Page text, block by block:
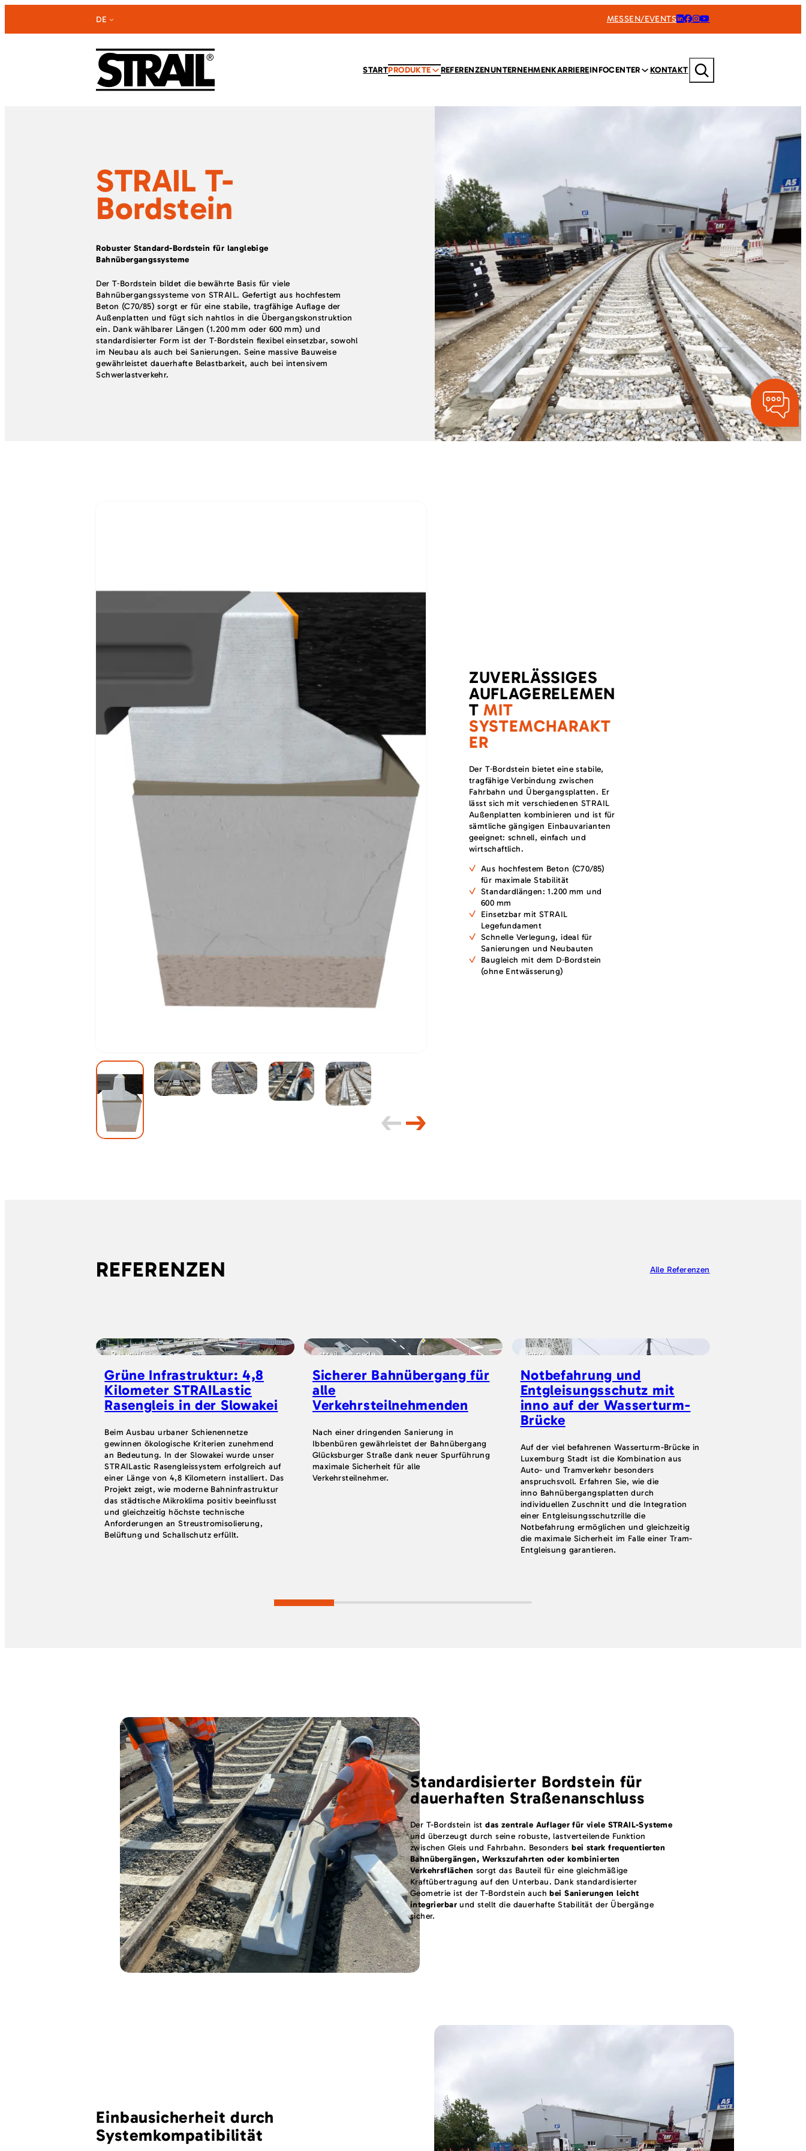
springen
DE MESSEN/EVENTS
STARTPRODUKTE REFERENZENUNTERNEHMENKARRIEREINFOCENTER KONTAKT
Suchen
STRAIL T-
Bordstein
Robuster Standard-Bordstein für langlebige
Bahnübergangssysteme
Der T‑Bordstein bildet die bewährte Basis für viele
Bahnübergangssysteme von STRAIL. Gefertigt aus hochfestem
Beton (C70/85) sorgt er für eine stabile, tragfähige Auflage der
Außenplatten und fügt sich nahtlos in die Übergangskonstruktion
ein. Dank wählbarer Längen (1.200 mm oder 600 mm) und
standardisierter Form ist der T‑Bordstein flexibel einsetzbar, sowohl
im Neubau als auch bei Sanierungen. Seine massive Bauweise
gewährleistet dauerhafte Belastbarkeit, auch bei intensivem
Schwerlastverkehr.
ZUVERLÄSSIGES
AUFLAGERELEMEN
TMIT
SYSTEMCHARAKT
ER
Der T‑Bordstein bietet eine stabile,
tragfähige Verbindung zwischen
Fahrbahn und Übergangsplatten. Er
lässt sich mit verschiedenen STRAIL
Außenplatten kombinieren und ist für
sämtliche gängigen Einbauvarianten
geeignet: schnell, einfach und
wirtschaftlich.
Aus hochfestem Beton (C70/85)
für maximale Stabilität
Standardlängen: 1.200 mm und
600 mm
Einsetzbar mit STRAIL
Legefundament
Schnelle Verlegung, ideal für
Sanierungen und Neubauten
Baugleich mit dem D‑Bordstein
(ohne Entwässerung)
REFERENZEN Alle Referenzen
Rasengleis
Grüne Infrastruktur: 4,8
Kilometer STRAILastic
Rasengleis in der Slowakei
Beim Ausbau urbaner Schienennetze
gewinnen ökologische Kriterien zunehmend
an Bedeutung. In der Slowakei wurde unser
STRAILastic Rasengleissystem erfolgreich auf
einer Länge von 4,8 Kilometern installiert. Das
Projekt zeigt, wie moderne Bahninfrastruktur
das städtische Mikroklima positiv beeinflusst
und gleichzeitig höchste technische
Anforderungen an Streustromisolierung,
Belüftung und Schallschutz erfüllt.
strail pede
Sicherer Bahnübergang für
alle
Verkehrsteilnehmenden
Nach einer dringenden Sanierung in
Ibbenbüren gewährleistet der Bahnübergang
Glücksburger Straße dank neuer Spurführung
maximale Sicherheit für alle
Verkehrsteilnehmer.
inno
Notbefahrung und
Entgleisungsschutz mit
inno auf der Wasserturm-
Brücke
Auf der viel befahrenen Wasserturm-Brücke in
Luxemburg Stadt ist die Kombination aus
Auto- und Tramverkehr besonders
anspruchsvoll. Erfahren Sie, wie die
inno Bahnübergangsplatten durch
individuellen Zuschnitt und die Integration
einer Entgleisungsschutzrille die
Notbefahrung ermöglichen und gleichzeitig
die maximale Sicherheit im Falle einer Tram-
Entgleisung garantieren.
Standardisierter Bordstein für
dauerhaften Straßenanschluss
Der T-Bordstein istdas zentrale Auflager für viele STRAIL-Systeme
und überzeugt durch seine robuste, lastverteilende Funktion
zwischen Gleis und Fahrbahn. Besondersbei stark frequentierten
Bahnübergängen, Werkszufahrten oder kombinierten
Verkehrsflächen sorgt das Bauteil für eine gleichmäßige
Kraftübertragung auf den Unterbau. Dank standardisierter
Geometrie ist der T-Bordstein auchbei Sanierungen leicht
integrierbarund stellt die dauerhafte Stabilität der Übergänge
sicher.
Einbausicherheit durch
Systemkompatibilität